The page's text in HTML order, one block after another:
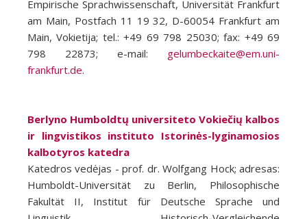
Empirische Sprachwissenschaft, Universität Frankfurt
am Main, Postfach 11 19 32, D-60054 Frankfurt am
Main, Vokietija; tel.: +49 69 798 25030; fax: +49 69
798 22873; e-mail: gelumbeckaite@em.uni-
frankfurt.de.
Berlyno Humboldtų universiteto Vokiečių kalbos
ir lingvistikos instituto Istorinės-lyginamosios
kalbotyros katedra
Katedros vedėjas - prof. dr. Wolfgang Hock; adresas:
Humboldt-Universität zu Berlin, Philosophische
Fakultät II, Institut für Deutsche Sprache und